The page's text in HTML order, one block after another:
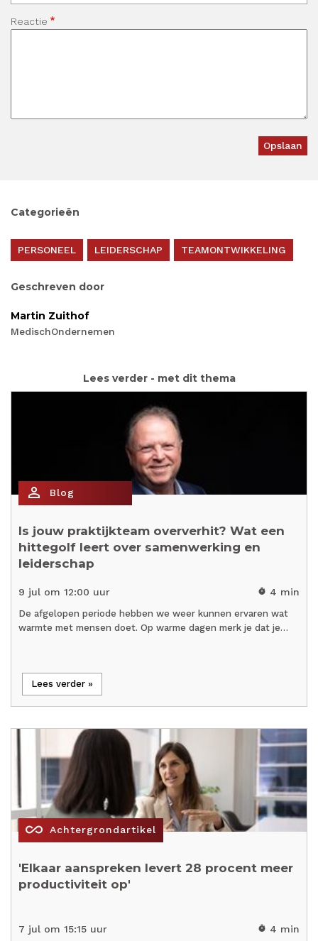
Reactie
Categorieën
PERSONEEL LEIDERSCHAP TEAMONTWIKKELING
Geschreven door
Martin Zuithof
MedischOndernemen
Lees verder - met dit thema
person_outline Blog
Is jouw praktijkteam oververhit? Wat een
hittegolf leert over samenwerking en
leiderschap
9 jul om 12:00 uur timer 4 min
De afgelopen periode hebben we weer kunnen ervaren wat
warmte met mensen doet. Op warme dagen merk je dat je…
Lees verder »
all_inclusive Achtergrondartikel
'Elkaar aanspreken levert 28 procent meer
productiviteit op'
7 jul om 15:15 uur timer 4 min